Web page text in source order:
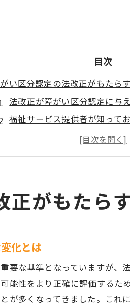
目次
い区分認定の法改正がもたら
法改正が障がい区分認定に与
福祉サービス提供者が知って
障がい区分認定の法改正が利
新しい法改正に対応した福祉
現行制度と法改正の比較で見
革新が障がい区分認定に与え
障がい区分認定プロセスでの
技術革新に伴う障がい区分認
障がい区分認定とデジタル化
障がい区分認定における技術
正がもたら
化とは
要な基準となっていますが
能性をより正確に評価する
が多くなってきました。こ